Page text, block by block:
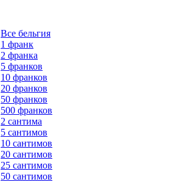
Все бельгия
1 франк
2 франка
5 франков
10 франков
20 франков
50 франков
500 франков
2 сантима
5 сантимов
10 сантимов
20 сантимов
25 сантимов
50 сантимов